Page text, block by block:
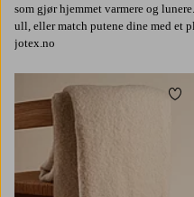
som gjør hjemmet varmere og
ull, eller match putene dine med et
jotex.no